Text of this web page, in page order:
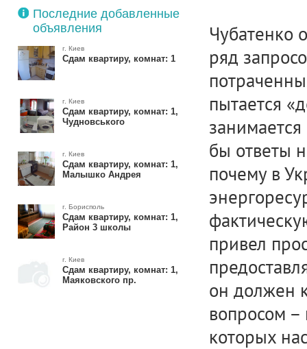
Последние добавленные
объявления
г. Киев
Сдам квартиру, комнат: 1
г. Киев
Сдам квартиру, комнат: 1,
Чудновського
г. Киев
Сдам квартиру, комнат: 1,
Малышко Андрея
г. Борисполь
Сдам квартиру, комнат: 1,
Район 3 школы
г. Киев
Сдам квартиру, комнат: 1,
Маяковского пр.
Чубатенко
ряд
пытается
бы ответы
почему в
привел
он должен
вопросом –
которых